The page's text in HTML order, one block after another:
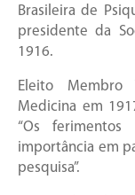
Brasileira de
presidente da
1916.
Eleito Membro
Medicina em
“Os ferimentos
importância em
pesquisa”.